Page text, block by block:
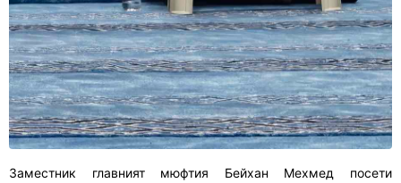
Заместник главният мюфтия Бейхан Мехмед посети